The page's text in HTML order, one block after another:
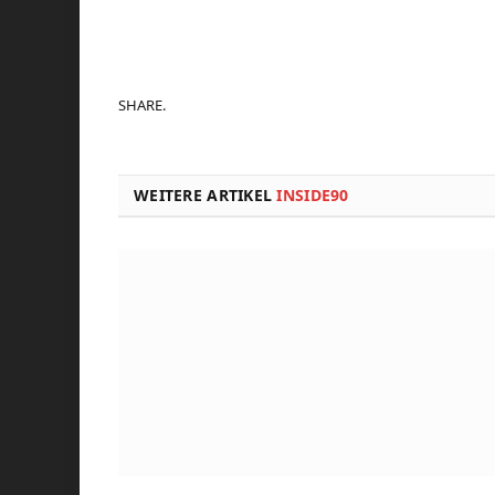
SHARE.
WEITERE ARTIKELINSIDE90